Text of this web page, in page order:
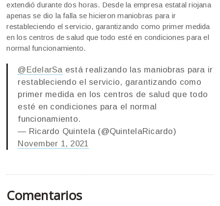
extendió durante dos horas. Desde la empresa estatal riojana
apenas se dio la falla se hicieron maniobras para ir
restableciendo el servicio, garantizando como primer medida
en los centros de salud que todo esté en condiciones para el
normal funcionamiento.
@EdelarSa está realizando las maniobras para ir
restableciendo el servicio, garantizando como
primer medida en los centros de salud que todo
esté en condiciones para el normal
funcionamiento.
— Ricardo Quintela (@QuintelaRicardo)
November 1, 2021
Comentarios